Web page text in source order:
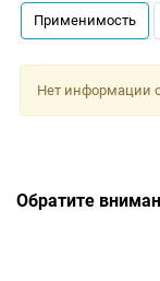
Применимость
Нет информации
Обратите